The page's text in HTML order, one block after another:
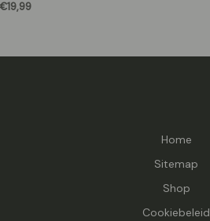
€19,99
Home
Sitemap
Shop
Cookiebeleid